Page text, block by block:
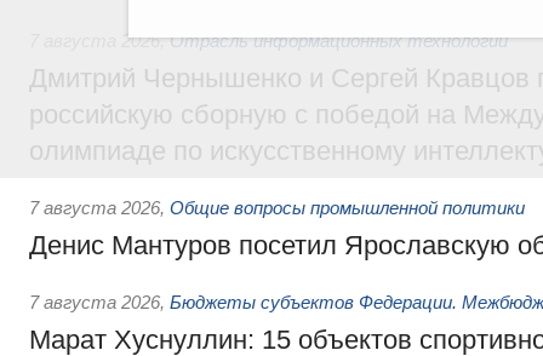
7 августа 2026,Отрасль информационных технологий
Дмитрий Чернышенко и Сергей Кравцов
российскую сборную с победой на
олимпиаде по искусственному
7 августа 2026, Общие вопросы промышленной политики
Денис Мантуров посетил Ярославскую
7 августа 2026, Бюджеты субъектов Федерации.
Марат Хуснуллин: 15 объектов